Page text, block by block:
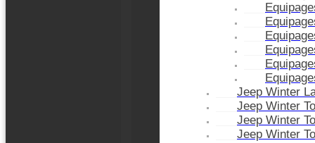
Jeep Winter
Jeep Winter
Jeep Winter
Jeep Winter